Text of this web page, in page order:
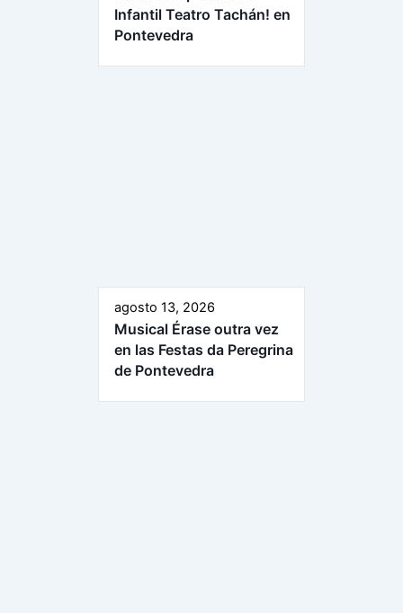
Infantil Teatro Tachán! en
Pontevedra
agosto 13, 2026
Musical Érase outra vez
en las Festas da Peregrina
de Pontevedra